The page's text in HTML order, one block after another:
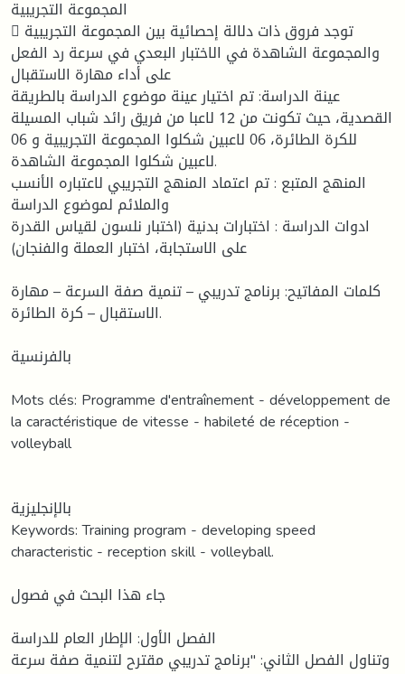
المجموعة التجريبية
 توجد فروق ذات دلالة إحصائية بين المجموعة التجريبية
والمجموعة الشاهدة في الاختبار البعدي في سرعة رد الفعل
على أداء مهارة الاستقبال
عينة الدراسة: تم اختيار عينة موضوع الدراسة بالطريقة
القصدية، حيث تكونت من 12 لاعبا من فريق رائد شباب المسيلة
للكرة الطائرة، 06 لاعبين شكلوا المجموعة التجريبية و 06
لاعبين شكلوا المجموعة الشاهدة.
المنهج المتبع : تم اعتماد المنهج التجريبي لاعتباره الأنسب
والملائم لموضوع الدراسة
ادوات الدراسة : اختبارات بدنية (اختبار نلسون لقياس القدرة
على الاستجابة، اختبار العملة والفنجان)
كلمات المفاتيح: برنامج تدريبي – تنمية صفة السرعة – مهارة
الاستقبال – كرة الطائرة.
بالفرنسية
Mots clés: Programme d'entraînement - développement de
la caractéristique de vitesse - habileté de réception -
volleyball
بالإنجليزية
Keywords: Training program - developing speed
characteristic - reception skill - volleyball.
جاء هذا البحث في فصول
الفصل الأول: الإطار العام للدراسة
وتناول الفصل الثاني: ''برنامج تدريبي مقترح لتنمية صفة سرعة